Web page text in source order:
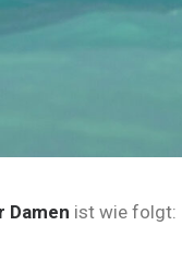
Damen ist wie folgt: